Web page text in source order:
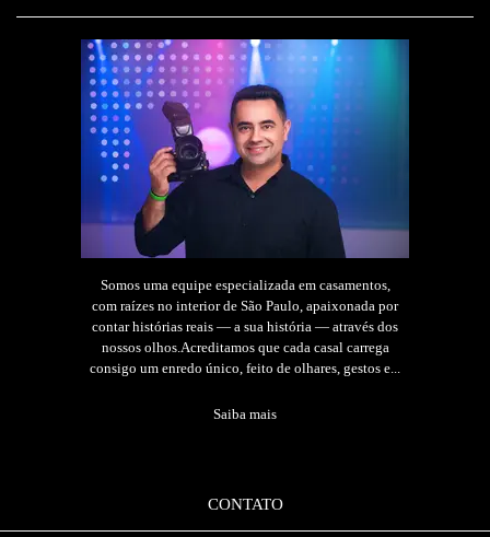
Somos uma equipe especializada em casamentos,
com raízes no interior de São Paulo, apaixonada por
contar histórias reais — a sua história — através dos
nossos olhos.Acreditamos que cada casal carrega
consigo um enredo único, feito de olhares, gestos e...
Saiba mais
CONTATO